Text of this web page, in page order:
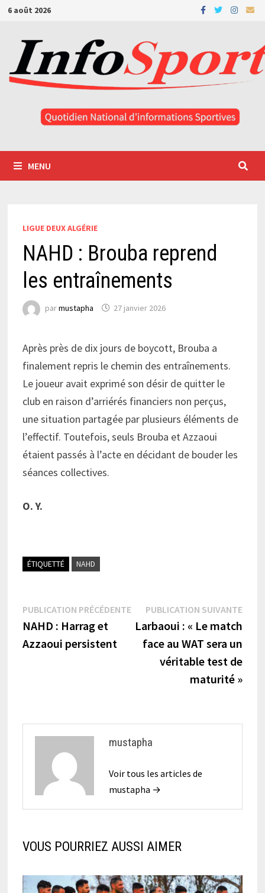
Passer
contenu
6 août 2026
MENU
LIGUE DEUX ALGÉRIE
NAHD : Brouba reprend
les entraînements
parmustapha 27 janvier 2026
Après près de dix jours de boycott, Brouba a
finalement repris le chemin des entraînements.
Le joueur avait exprimé son désir de quitter le
club en raison d’arriérés financiers non perçus,
une situation partagée par plusieurs éléments de
l’effectif. Toutefois, seuls Brouba et Azzaoui
étaient passés à l’acte en décidant de bouder les
séances collectives.
O. Y.
ÉTIQUETTÉ NAHD
Navigation
de
l’article
PUBLICATION PRÉCÉDENTEPublication
précédente :
NAHD : Harrag et
Azzaoui persistent
PUBLICATION SUIVANTE
Larbaoui : « Le match
face au WAT sera un
véritable test de
maturité »
mustapha
Voir tous les articles de
mustapha →
VOUS POURRIEZ AUSSI AIMER